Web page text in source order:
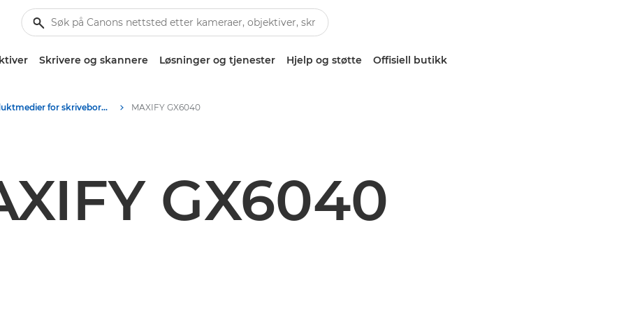
Skrivere og skannere Løsninger og tjenester Hjelp og støtte Offisiell butikk
Produktmedier for skrivebordskrivere – Canons pressesenter MAXIFY GX6040
GX6040